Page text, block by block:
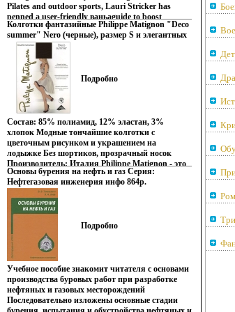
для рассады до предметов декора и
ландшафтного дизайна.
Pilates and outdoor sports, Lauri Stricker has
penned a user-friendly ваньаguide to boost
performance, prevent injury, and increase longevity
Following her simple 15-minutes-a-day program,
athletes of all abilities will be able to paddle, bike,
hike, climb, ski, and run at the top of their game
Иллюстрации Автор Lauri Ann Stricker.
Колготки фантазийные Philippe Matignon "Deco
summer" Nero (черные), размер S и элегантных
женщин Товар сертифицирован инфо 862p.
Подробно
Состав: 85% полиамид, 12% эластан, 3%
хлопок Модные тончайшие колготки с
цветочным рисунком и украшением на
лодыжке Без шортиков, прозрачный носок
Производитель: Италия Philippe Matignon - это
элегантный,ванъя изысканный и
соблазнительный бренд Philippe Matignon
означает новаторство, поиск, строгий контроль!
Все чулочно-носочные изделия Philippe
Matignon изготавливаются из нитей
высочайшего качества и новейших волокон
Волокна, такие, как 6/4 нейлон,
зарегистрированы в Книвмохдге Рекордов
Гиннеса как самые тонкие нити в мире Для
Philippe Matignon на первом месте стоит поиск
новых нитей и более сложных
производственных технологий Philippe Matignon
также известен элегантной отделкой изделий и
особым вниманием к деталям Philippe Matignon
Основы бурения на нефть и газ Серия:
Нефтегазовая инженерия инфо 864p.
Подробно
Учебное пособие знакомит читателя с основами
производства буровых работ при разработке
нефтяных и газовых месторождений
Последовательно изложены основные стадии